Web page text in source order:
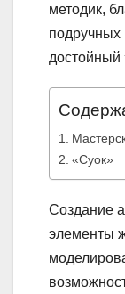
методик,
подручных
достойный
«Суок»
Создание
элементы